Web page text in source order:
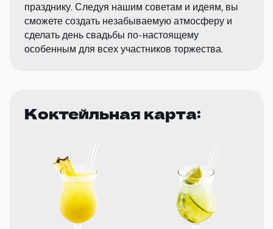
празднику. Следуя нашим советам и идеям, вы
сможете создать незабываемую атмосферу и
сделать день свадьбы по-настоящему
особенным для всех участников торжества.
Коктейльная карта: